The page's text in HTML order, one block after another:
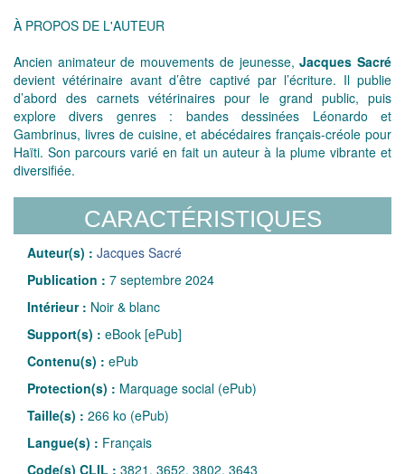
À PROPOS DE L'AUTEUR
Ancien animateur de mouvements de jeunesse,Jacques Sacré
devient vétérinaire avant d’être captivé par l’écriture. Il publie
d’abord des carnets vétérinaires pour le grand public, puis
explore divers genres : bandes dessinées Léonardo et
Gambrinus, livres de cuisine, et abécédaires français-créole pour
Haïti. Son parcours varié en fait un auteur à la plume vibrante et
diversifiée.
CARACTÉRISTIQUES
Auteur(s) : Jacques Sacré
Publication : 7 septembre 2024
Intérieur : Noir & blanc
Support(s) : eBook [ePub]
Contenu(s) : ePub
Protection(s) : Marquage social (ePub)
Taille(s) : 266 ko (ePub)
Langue(s) : Français
Code(s) CLIL : 3821, 3652, 3802, 3643